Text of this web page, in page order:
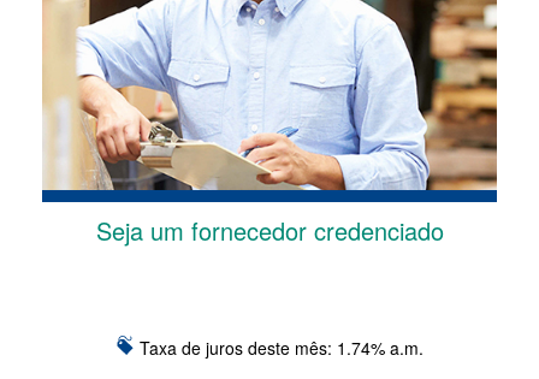
Seja um fornecedor credenciado
Taxa de juros deste mês: 1.74% a.m.